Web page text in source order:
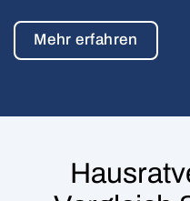
Mehr erfahren